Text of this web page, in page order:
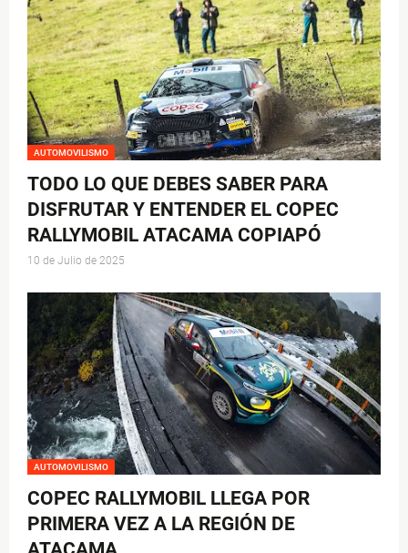
AUTOMOVILISMO
TODO LO QUE DEBES SABER PARA
DISFRUTAR Y ENTENDER EL COPEC
RALLYMOBIL ATACAMA COPIAPÓ
10 de Julio de 2025
AUTOMOVILISMO
COPEC RALLYMOBIL LLEGA POR
PRIMERA VEZ A LA REGIÓN DE